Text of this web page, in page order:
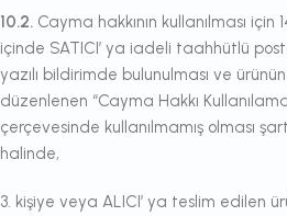
10.2. Cayma hakkının kullanılması için
içinde SATICI’ ya iadeli taahhütlü
yazılı bildirimde bulunulması ve
düzenlenen “Cayma Hakkı
çerçevesinde kullanılmamış olması
halinde,
3. kişiye veya ALICI’ ya teslim edilen